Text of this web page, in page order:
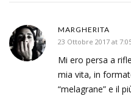
MARGHERITA
23 Ottobre 2017 at
Mi ero persa a
mia vita, in
“melagrane” e il